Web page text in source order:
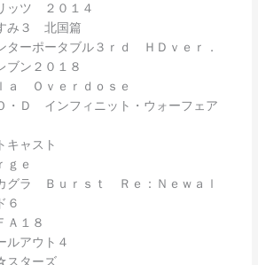
ッツ ２０１４
み３ 北国篇
ターポータブル３ｒｄ ＨＤｖｅｒ．
ブン２０１８
ａ Ｏｖｅｒｄｏｓｅ
・Ｄ インフィニット・ウォーフェア
キャスト
ｇｅ
グラ Ｂｕｒｓｔ Ｒｅ：Ｎｅｗａｌ
６
Ａ１８
ルアウト４
スターズ